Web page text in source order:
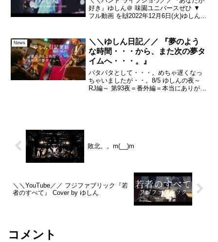
好き』ゆしん＠ 味園ユニバースぜひ ▼
フル動画 を🙌2022年12月6日(火)ゆしん
しん#バンド▼ゆしん Linktree...
News
＼＼ゆしん日記／／ 『夢のよう
な時間・・・から、また次の夢タ
イムへ・・・。』
バタバタとして・・・。めちゃ遅くなっ
ちゃいましたが・・。8/5 ゆしんの夜～
RJ編～ 第93夜＝番外編＝本当にありがと
敗北。。m(__)m
＼＼YouTube／／ フジファブリック『若
者のすべて』 Cover by ゆしん
コメント